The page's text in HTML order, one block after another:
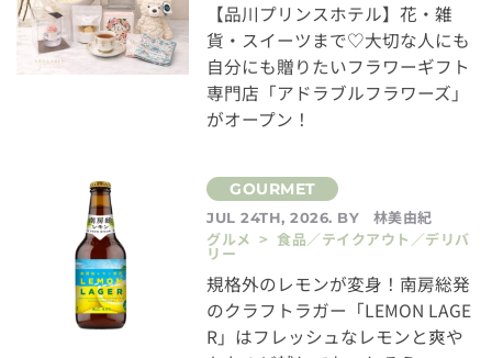
【品川プリンスホテル】花・雑
貨・スイーツまで♡大切な人にも
自分にも贈りたいフラワーギフト
専門店「アドラブルフラワーズ」
がオープン！
JUL 24TH, 2026. BY
林美由紀
グルメ > 食品／テイクアウト／デリバ
リー
規格外のレモンが変身！南房総発
のクラフトラガー「LEMON LAGE
R」はフレッシュなレモンと爽や